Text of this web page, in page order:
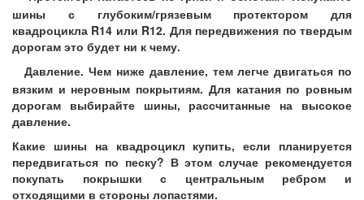
шины с глубоким/грязевым протектором для
квадроцикла R14 или R12. Для передвижения по твердым
дорогам это будет ни к чему.
Давление. Чем ниже давление, тем легче двигаться по
вязким и неровным покрытиям. Для катания по ровным
дорогам выбирайте шины, рассчитанные на высокое
давление.
Какие шины на квадроцикл купить, если планируется
передвигаться по песку? В этом случае рекомендуется
покупать покрышки с центральным ребром и
отходящими в стороны лопастями.